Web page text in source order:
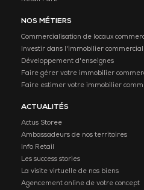
NOS MÉTIERS
Commercialisation de locaux
Investir dans l'immobilier commercial
Développement d'enseignes
Faire gérer votre immobilier
Faire estimer votre immobilier
ACTUALITÉS
Actus Storee
Ambassadeurs de nos territoires
Info Retail
Les success stories
La visite virtuelle de nos biens
Agencement online de votre concept